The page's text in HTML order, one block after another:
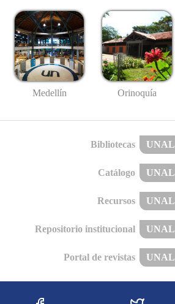
Medellín Orinoquía
Bibliotecas UNAL
Catálogo UNAL
Recursos UNAL
Repositorio institucional UNAL
Portal de revistas UNAL